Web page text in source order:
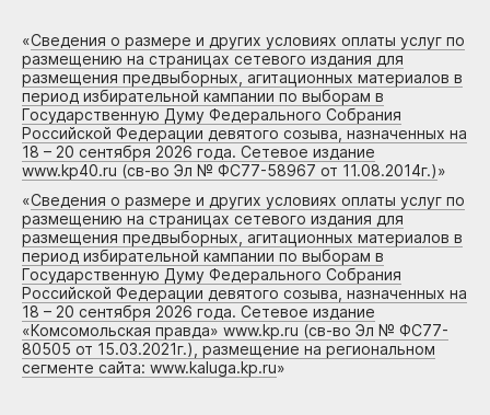
«Сведения о размере и других условиях оплаты услуг по
размещению на страницах сетевого издания для
размещения предвыборных, агитационных материалов в
период избирательной кампании по выборам в
Государственную Думу Федерального Собрания
Российской Федерации девятого созыва, назначенных на
18 – 20 сентября 2026 года. Сетевое издание
www.kp40.ru (св-во Эл № ФС77-58967 от 11.08.2014г.)»
«Сведения о размере и других условиях оплаты услуг по
размещению на страницах сетевого издания для
размещения предвыборных, агитационных материалов в
период избирательной кампании по выборам в
Государственную Думу Федерального Собрания
Российской Федерации девятого созыва, назначенных на
18 – 20 сентября 2026 года. Сетевое издание
«Комсомольская правда» www.kp.ru (св-во Эл № ФС77-
80505 от 15.03.2021г.), размещение на региональном
сегменте сайта: www.kaluga.kp.ru»